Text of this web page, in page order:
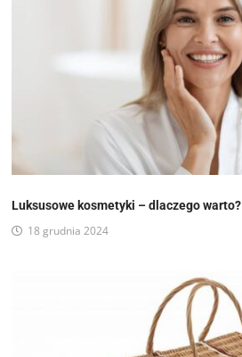
Luksusowe kosmetyki – dlaczego warto?
18 grudnia 2024